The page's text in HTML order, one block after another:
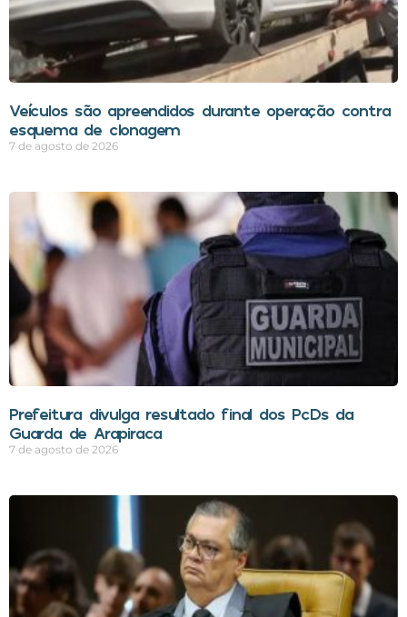
Veículos são apreendidos durante operação contra
esquema de clonagem
7 de agosto de 2026
Prefeitura divulga resultado final dos PcDs da
Guarda de Arapiraca
7 de agosto de 2026